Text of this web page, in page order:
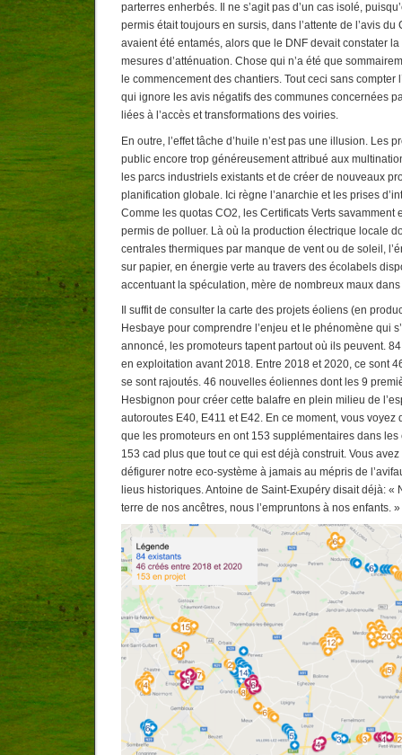
parterres enherbés. Il ne s’agit pas d’un cas isolé,
permis était toujours en sursis, dans l’attente de l’avis du
avaient été entamés, alors que le DNF devait constater
mesures d’atténuation. Chose qui n’a été que
le commencement des chantiers. Tout ceci sans compter
qui ignore les avis négatifs des communes concernées
liées à l’accès et transformations des voiries.
En outre, l’effet tâche d’huile n’est pas une illusion. Les
public encore trop généreusement attribué aux
les parcs industriels existants et de créer de nouveaux
planification globale. Ici règne l’anarchie et les prises
Comme les quotas CO2, les Certificats Verts savamment
permis de polluer. Là où la production électrique locale
centrales thermiques par manque de vent ou de soleil,
sur papier, en énergie verte au travers des écolabels
accentuant la spéculation, mère de nombreux maux
Il suffit de consulter la carte des projets éoliens (en
Hesbaye pour comprendre l’enjeu et le phénomène qui
annoncé, les promoteurs tapent partout où ils peuvent.
en exploitation avant 2018. Entre 2018 et 2020, ce sont
se sont rajoutés. 46 nouvelles éoliennes dont les 9
Hesbignon pour créer cette balafre en plein milieu de
autoroutes E40, E411 et E42. En ce moment, vous
que les promoteurs en ont 153 supplémentaires dans les
153 cad plus que tout ce qui est déjà construit. Vous
défigurer notre eco-système à jamais au mépris de
lieus historiques. Antoine de Saint-Exupéry disait déjà: «
terre de nos ancêtres, nous l’empruntons à nos enfants. »